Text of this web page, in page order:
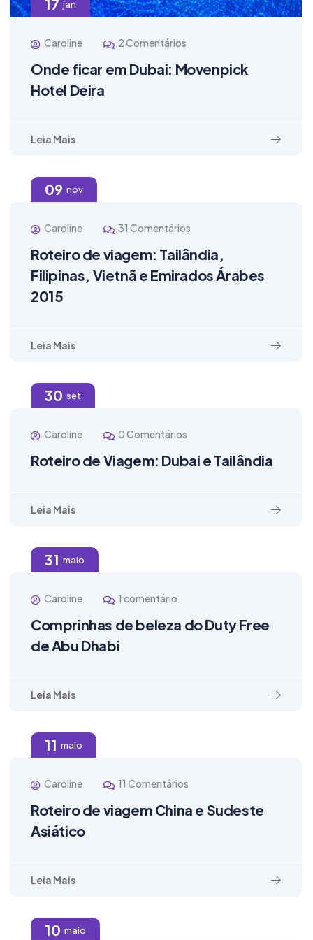
17 jan
Caroline 2 Comentários
Onde ficar em Dubai: Movenpick
Hotel Deira
Leia Mais
09 nov
Caroline 31 Comentários
Roteiro de viagem: Tailândia,
Filipinas, Vietnã e Emirados Árabes
2015
Leia Mais
30 set
Caroline 0 Comentários
Roteiro de Viagem: Dubai e Tailândia
Leia Mais
31 maio
Caroline 1 comentário
Comprinhas de beleza do Duty Free
de Abu Dhabi
Leia Mais
11 maio
Caroline 11 Comentários
Roteiro de viagem China e Sudeste
Asiático
Leia Mais
10 maio